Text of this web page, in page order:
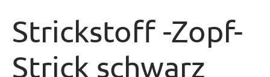
Strickstoff -Zopf-
Strick schwarz